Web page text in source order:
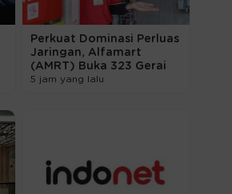
Perkuat Dominasi Perluas
Jaringan, Alfamart
(AMRT) Buka 323 Gerai
5 jam yang lalu